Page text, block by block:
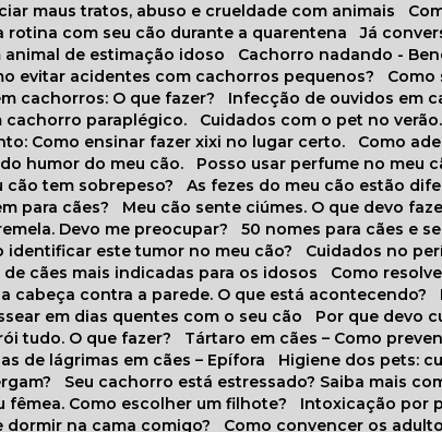
maus tratos, abuso e crueldade com animais
rotina com seu cão durante a quarentena
Já
animal de estimação idoso
Cachorro nadando -
evitar acidentes com cachorros pequenos?
cachorros: O que fazer?
Infecção de ouvidos em
cachorro paraplégico.
Cuidados com o pet no verão.
Como ensinar fazer xixi no lugar certo.
Como
humor do meu cão.
Posso usar perfume no meu
cão tem sobrepeso?
As fezes do meu cão estão
para cães?
Meu cão sente ciúmes. O que devo
Devo me preocupar?
50 nomes para cães e
identificar este tumor no meu cão?
Cuidados no
de cães mais indicadas para os idosos
Como
a cabeça contra a parede. O que está acontecendo?
em dias quentes com o seu cão
Por que devo
tudo. O que fazer?
Tártaro em cães – Como
de lágrimas em cães – Epífora
Higiene dos pets:
Seu cachorro está estressado? Saiba mais
fêmea. Como escolher um filhote?
Intoxicação por
dormir na cama comigo?
Como convencer os